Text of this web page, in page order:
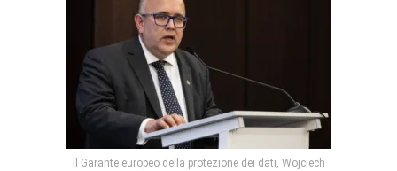
Il Garante europeo della protezione dei dati, Wojciech